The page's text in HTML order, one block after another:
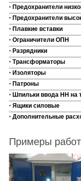
⋅ Предохранители
⋅ Предохранители
⋅ Плавкие вставки
⋅ Ограничители ОПН
⋅ Разрядники
⋅ Трансформаторы
⋅ Изоляторы
⋅ Патроны
⋅ Шпильки ввода НН на
⋅ Ящики силовые
⋅ Дополнительные
Примеры работ